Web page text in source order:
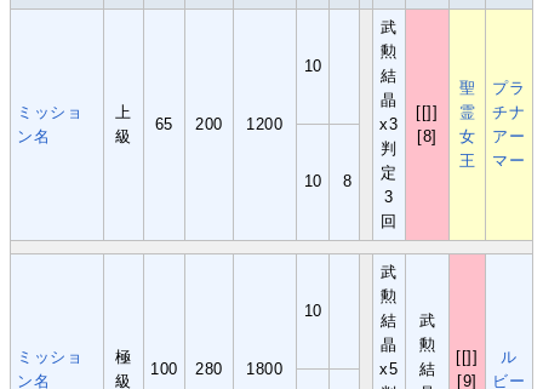
ミッショ
ン名
上
級
65 200 1200
10
武
勲
結
晶
x3
判
定
3
回
[[]]
[8]
聖
霊
女
王
プラ
チナ
アー
マー
10
8
ミッショ
ン名
極
級
100 280 1800
10
武
勲
結
晶
x5
武
勲
結
[[]]
[9]
ル
ビー